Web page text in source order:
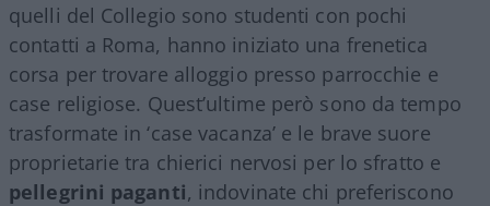
quelli del Collegio sono studenti con pochi
contatti a Roma, hanno iniziato una frenetica
corsa per trovare alloggio presso parrocchie e
case religiose. Quest’ultime però sono da tempo
trasformate in ‘case vacanza’ e le brave suore
proprietarie tra chierici nervosi per lo sfratto e
pellegrini paganti, indovinate chi preferiscono